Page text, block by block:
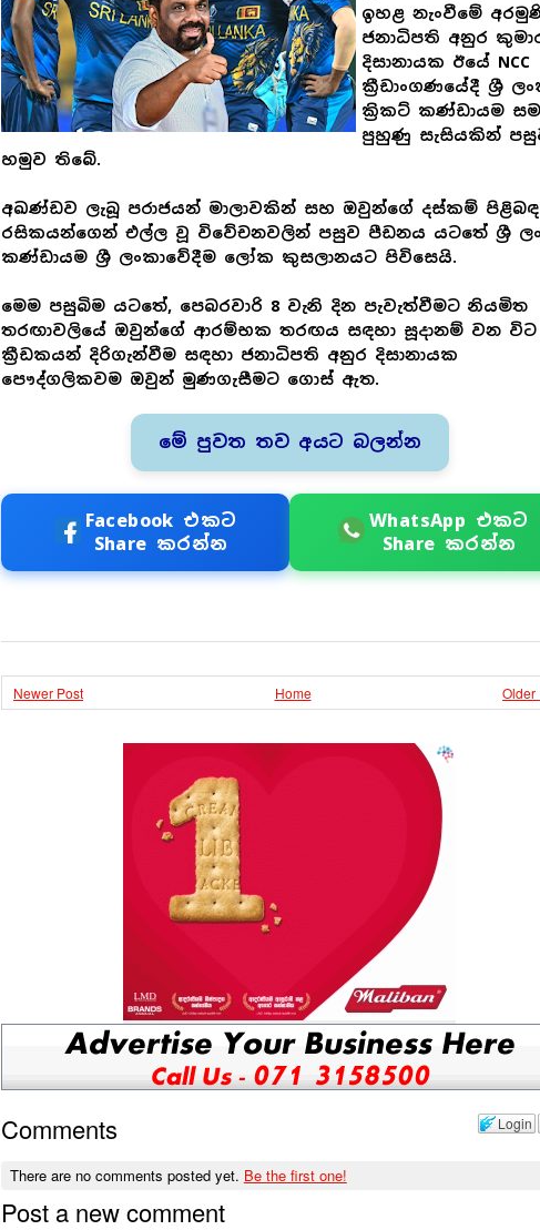
ඉහළ නැංවීමේ
ජනාධිපති අනුර
දිසානායක ඊයේ NCC
ක්‍රීඩාංගණයේදී ශ්‍රී
ක්‍රිකට් කණ්ඩායම
පුහුණු සැසියකින්
හමුව තිබේ.
අඛණ්ඩව ලැබූ පරාජයන් මාලාවකින් සහ ඔවුන්ගේ දස්කම්
රසිකයන්ගෙන් එල්ල වූ විවේචනවලින් පසුව පීඩනය යටතේ ශ්‍රී
කණ්ඩායම ශ්‍රී ලංකාවේදීම ලෝක කුසලානයට පිවිසෙයි.
මෙම පසුබිම යටතේ, පෙබරවාරි 8 වැනි දින පැවැත්වීමට නියමිත
තරඟාවලියේ ඔවුන්ගේ ආරම්භක තරඟය සඳහා සූදානම් වන විට
ක්‍රීඩකයන් දිරිගැන්වීම සඳහා ජනාධිපති අනුර දිසානායක
පෞද්ගලිකවම ඔවුන් මුණගැසීමට ගොස් ඇත.
මේ පුවත තව අයට බලන්න
Facebook එකට
Share කරන්න
WhatsApp එකට
Share කරන්න
Newer Post Older
Home
Login
Comments
There are no comments posted yet. Be the first one!
Post a new comment